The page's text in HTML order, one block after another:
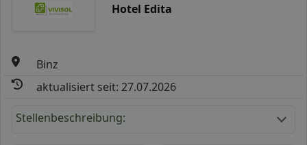
Hotel Edita
Binz
aktualisiert seit: 27.07.2026
Stellenbeschreibung: